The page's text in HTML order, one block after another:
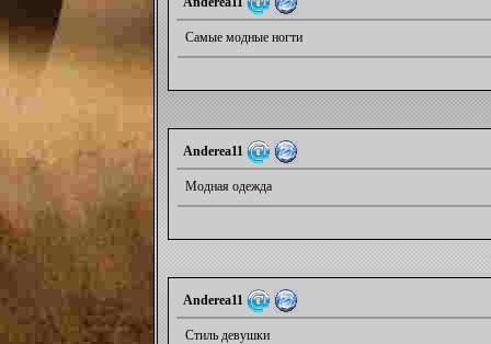
Самые модные ногти
Anderea11
Модная одежда
Anderea11
Стиль девушки